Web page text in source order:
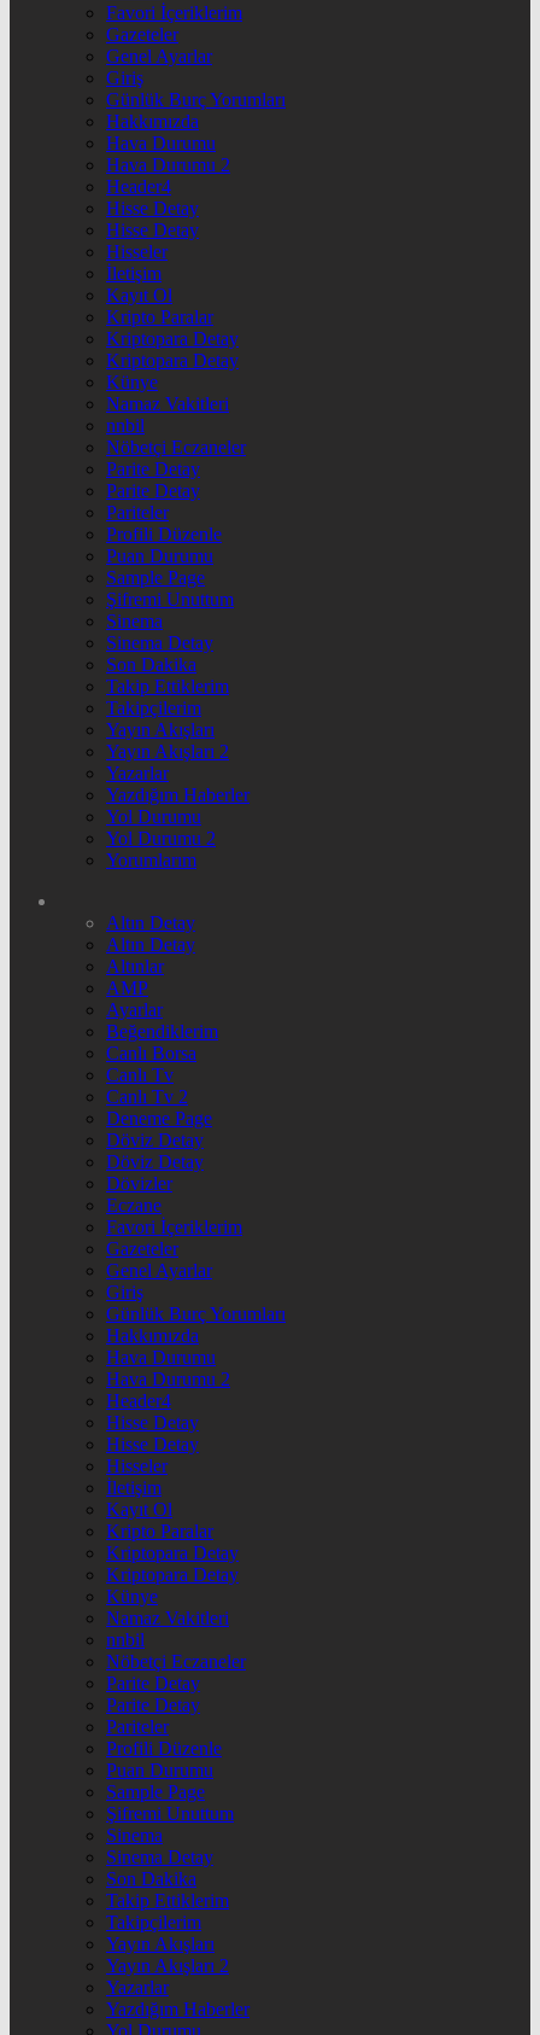
Favori İçeriklerim
Gazeteler
Genel Ayarlar
Giriş
Günlük Burç Yorumları
Hakkımızda
Hava Durumu
Hava Durumu 2
Header4
Hisse Detay
Hisse Detay
Hisseler
İletişim
Kayıt Ol
Kripto Paralar
Kriptopara Detay
Kriptopara Detay
Künye
Namaz Vakitleri
nnbil
Nöbetçi Eczaneler
Parite Detay
Parite Detay
Pariteler
Profili Düzenle
Puan Durumu
Sample Page
Şifremi Unuttum
Sinema
Sinema Detay
Son Dakika
Takip Ettiklerim
Takipçilerim
Yayın Akışları
Yayın Akışları 2
Yazarlar
Yazdığım Haberler
Yol Durumu
Yol Durumu 2
Yorumlarım
Altın Detay
Altın Detay
Altınlar
AMP
Ayarlar
Beğendiklerim
Canlı Borsa
Canlı Tv
Canlı Tv 2
Deneme Page
Döviz Detay
Döviz Detay
Dövizler
Eczane
Favori İçeriklerim
Gazeteler
Genel Ayarlar
Giriş
Günlük Burç Yorumları
Hakkımızda
Hava Durumu
Hava Durumu 2
Header4
Hisse Detay
Hisse Detay
Hisseler
İletişim
Kayıt Ol
Kripto Paralar
Kriptopara Detay
Kriptopara Detay
Künye
Namaz Vakitleri
nnbil
Nöbetçi Eczaneler
Parite Detay
Parite Detay
Pariteler
Profili Düzenle
Puan Durumu
Sample Page
Şifremi Unuttum
Sinema
Sinema Detay
Son Dakika
Takip Ettiklerim
Takipçilerim
Yayın Akışları
Yayın Akışları 2
Yazarlar
Yazdığım Haberler